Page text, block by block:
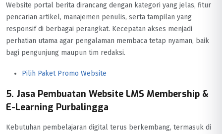
Website portal berita dirancang dengan kategori yang jelas, fitur
pencarian artikel, manajemen penulis, serta tampilan yang
responsif di berbagai perangkat. Kecepatan akses menjadi
perhatian utama agar pengalaman membaca tetap nyaman, baik
bagi pengunjung maupun tim redaksi.
Pilih Paket Promo Website
5. Jasa Pembuatan Website LMS Membership &
E-Learning Purbalingga
Kebutuhan pembelajaran digital terus berkembang, termasuk di